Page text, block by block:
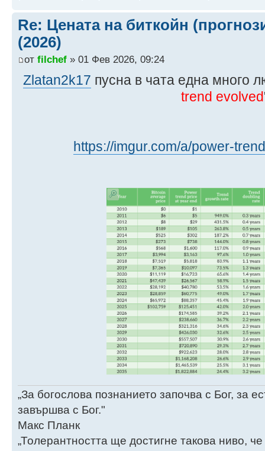
Re: Цената на биткойн
(2026)
от filchef » 01 Фев 2026, 09:24
Zlatan2k17 пусна в чата една много
trend evolved
https://imgur.com/a/power-
„За богослова познанието започва с Бог, за
завършва с Бог."
Макс Планк
„Толерантността ще достигне такова ниво,